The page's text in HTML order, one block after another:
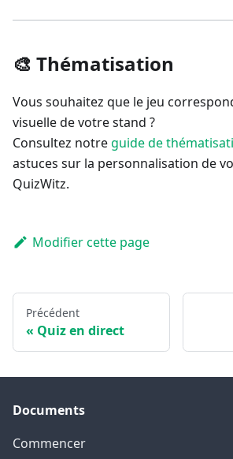
🎨 Thématisation
Vous souhaitez que le jeu
visuelle de votre stand ?
Consultez notreguide de
astuces sur la personnalisation de
QuizWitz.
Modifier cette page
Précédent
Quiz en direct
Documents
Commencer